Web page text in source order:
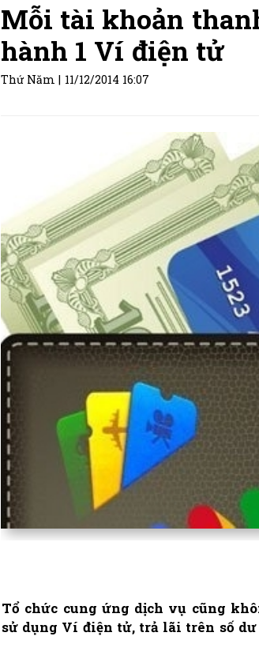
Mỗi tài khoản
hành 1 Ví điện tử
Thứ Năm | 11/12/2014 16:07
Tổ chức cung ứng dịch vụ cũng
sử dụng Ví điện tử, trả lãi trên số